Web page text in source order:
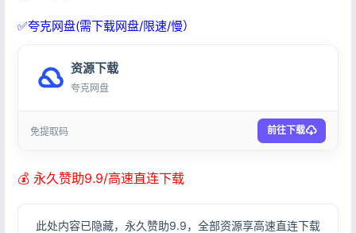
✅夸克网盘(需下载网盘/限速/慢）
资源下载
夸克网盘
免提取码 前往下载
💰 永久赞助9.9/高速直连下载
此处内容已隐藏，永久赞助9.9，全部资源享高速直连下载